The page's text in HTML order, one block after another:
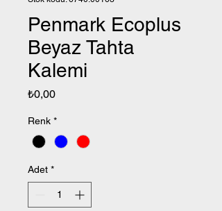
Penmark Ecoplus
Beyaz Tahta
Kalemi
₺0,00Fiyat
Renk *
Adet *